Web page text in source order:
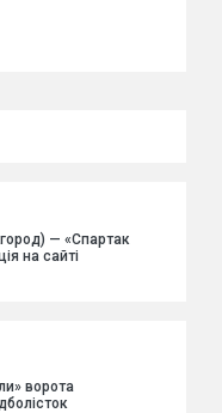
— «Спартак
на сайті
ворота